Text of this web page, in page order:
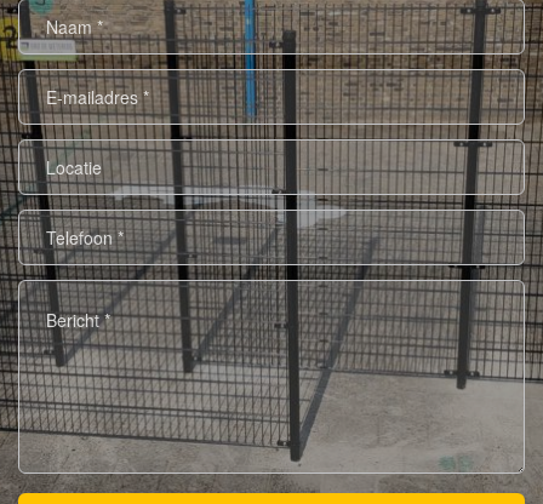
Naam
*
E-
mailadres
*
Locatie
Telefoon
*
Bericht
*